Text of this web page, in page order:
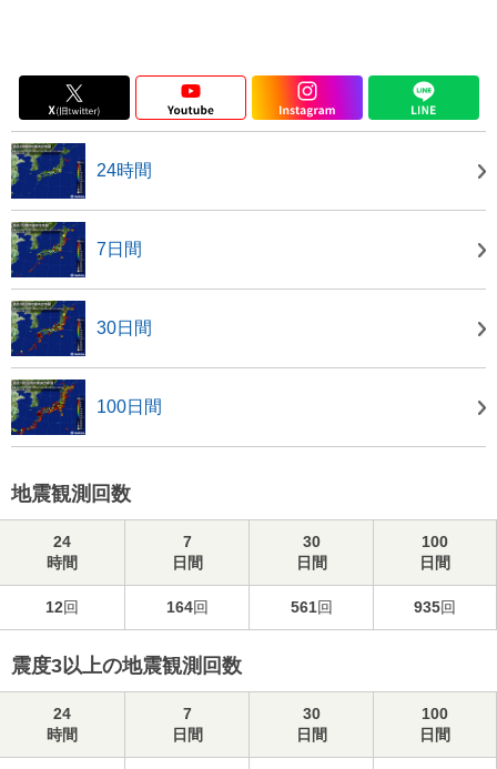
24時間
7日間
30日間
100日間
地震観測回数
24
時間
7
日間
30
日間
100
日間
12回 164回 561回 935回
震度3以上の地震観測回数
24
時間
7
日間
30
日間
100
日間